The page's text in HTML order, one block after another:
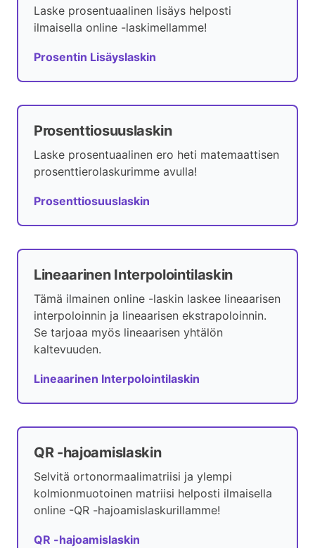
Laske prosentuaalinen lisäys helposti
ilmaisella online -laskimellamme!
Prosentin Lisäyslaskin
Prosenttiosuuslaskin
Laske prosentuaalinen ero heti matemaattisen
prosenttierolaskurimme avulla!
Prosenttiosuuslaskin
Lineaarinen Interpolointilaskin
Tämä ilmainen online -laskin laskee lineaarisen
interpoloinnin ja lineaarisen ekstrapoloinnin.
Se tarjoaa myös lineaarisen yhtälön
kaltevuuden.
Lineaarinen Interpolointilaskin
QR -hajoamislaskin
Selvitä ortonormaalimatriisi ja ylempi
kolmionmuotoinen matriisi helposti ilmaisella
online -QR -hajoamislaskurillamme!
QR -hajoamislaskin